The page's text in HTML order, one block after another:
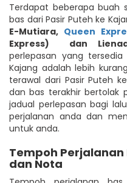
Terdapat beberapa buah
bas dari Pasir Puteh ke
E-Mutiara, Queen
Express)
dan
perlepasan yang
Kajang adalah lebih
terawal dari Pasir Puteh
dan bas terakhir bertolak
jadual perlepasan bagi
perjalanan anda dan
untuk anda.
Tempoh Perjalanan
dan Nota